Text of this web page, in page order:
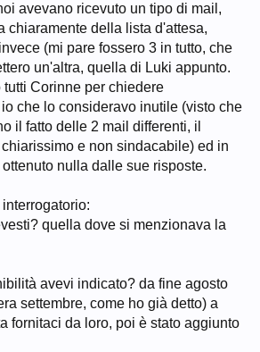
che riguardano entrambe la stessa WL e
di niente cmq? La tua storia non è chiara,
quali date di disponibilità avevi indicato?
richiamato ed entro quali date dovevano
con corinne in cui chiedevi chiarimenti nel
sul passaporto non dovrebbe c'entrar
una data ed una caparra da versare è
un volo col tuo nome e senza passaporto
dire, non è così scontato che chiunque si sia
a milano possa acquisire il pp, loro non
avevano ricevuto un tipo di mail,
chiaramente della lista d'attesa,
(mi pare fossero 3 in tutto, che
un'altra, quella di Luki appunto.
Corinne per chiedere
che lo consideravo inutile (visto che
il fatto delle 2 mail differenti, il
e non sindacabile) ed in
nulla dalle sue risposte.
quella dove si menzionava la
avevi indicato? da fine agosto
settembre, come ho già detto) a
fornitaci da loro, poi è stato aggiunto